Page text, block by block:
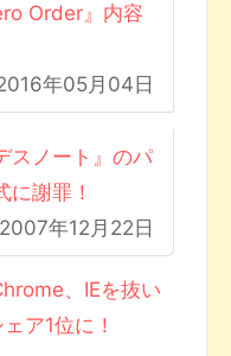
Order』内容
年05月04日
スノート』のパ
に謝罪！
2007年12月22日
、IEを抜い
ア1位に！